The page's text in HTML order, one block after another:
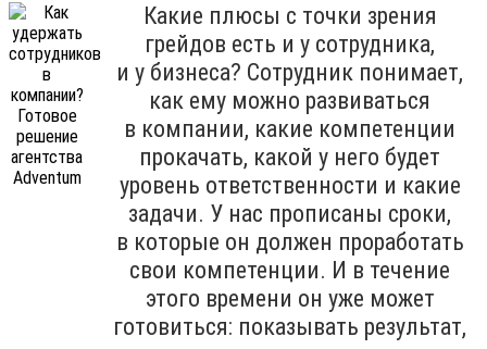
Какие плюсы с точки зрения
грейдов есть и у сотрудника,
и у бизнеса? Сотрудник понимает,
как ему можно развиваться
в компании, какие компетенции
прокачать, какой у него будет
уровень ответственности и какие
задачи. У нас прописаны сроки,
в которые он должен проработать
свои компетенции. И в течение
этого времени он уже может
готовиться: показывать результат,